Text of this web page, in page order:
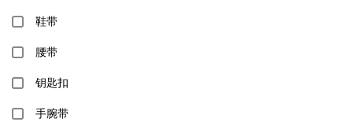
鞋带
腰带
钥匙扣
手腕带